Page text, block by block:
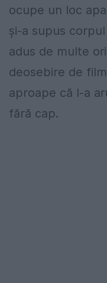
ocupe un loc
și-a supus
adus de multe
deosebire de
aproape că l-a
fără cap.